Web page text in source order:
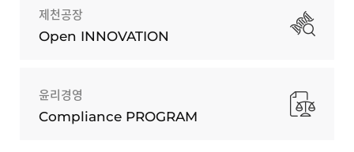
제천공장
Open INNOVATION
윤리경영
Compliance PROGRAM